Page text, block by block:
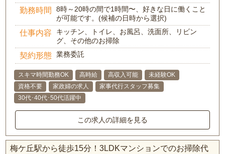
勤務時間
8時～20時の間で1時間〜、好きな日に働くこと
が可能です。(候補の日時から選択)
仕事内容
キッチン、トイレ、お風呂、洗面所、リビン
グ、その他のお掃除
契約形態 業務委託
スキマ時間勤務OK 高時給 高収入可能
未経験OK
資格不要
家政婦の求人
家事代行スタッフ募集
30代･40代･50代活躍中
この求人の詳細を見る
梅ケ丘駅から徒歩15分！3LDKマンションでのお掃除代